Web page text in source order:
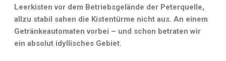
Leerkisten vor dem Betriebsgelände der Peterquelle,
allzu stabil sahen die Kistentürme nicht aus. An einem
Getränkeautomaten vorbei – und schon betraten wir
ein absolut idyllisches Gebiet.